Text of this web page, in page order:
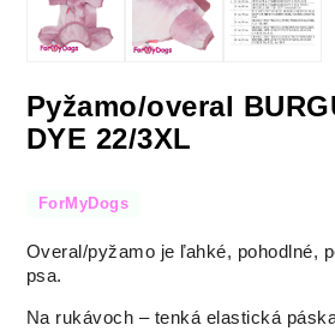
Pyžamo/overal
DYE 22/3XL
ForMyDogs
Overal/pyžamo je ľahké, pohodlné,
psa.
Na rukávoch – tenká elastická